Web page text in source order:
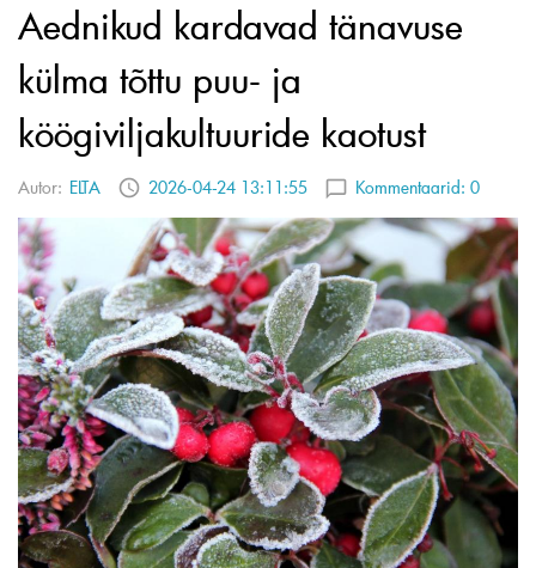
Aednikud kardavad tänavuse
külma tõttu puu- ja
köögiviljakultuuride kaotust
Autor: ELTA 2026-04-24 13:11:55 Kommentaarid: 0